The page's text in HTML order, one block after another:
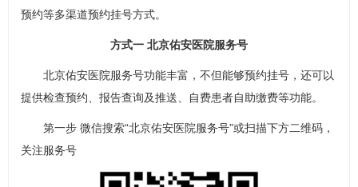
预约等多渠道预约挂号方式。
方式一 北京佑安医院服务号
北京佑安医院服务号功能丰富，不但能够预约挂号，还可以
提供检查预约、报告查询及推送、自费患者自助缴费等功能。
第一步 微信搜索“北京佑安医院服务号”或扫描下方二维码，
关注服务号